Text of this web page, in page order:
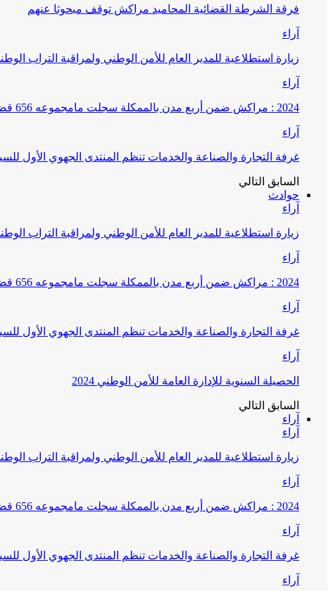
فرقة الشرطة القضائية المحاميد مراكش توقف مبحوثا عنهم
آراء
زيارة استطلاعية للمدير العام للأمن الوطني ولمراقبة التراب
آراء
2024 : مراكش ضمن أربع مدن بالممكلة سجلت مامجموعه 656 قضية تتعلق بغسيل الأموال
آراء
غرفة التجارة والصناعة والخدمات تنظم المنتدى الجهوي الأول
السابق التالي
حوادث
آراء
زيارة استطلاعية للمدير العام للأمن الوطني ولمراقبة التراب
آراء
2024 : مراكش ضمن أربع مدن بالممكلة سجلت مامجموعه 656 قضية تتعلق بغسيل الأموال
آراء
غرفة التجارة والصناعة والخدمات تنظم المنتدى الجهوي الأول
آراء
الحصيلة السنوية للإدارة العامة للأمن الوطني 2024
السابق التالي
آراء
آراء
زيارة استطلاعية للمدير العام للأمن الوطني ولمراقبة التراب
آراء
2024 : مراكش ضمن أربع مدن بالممكلة سجلت مامجموعه 656 قضية تتعلق بغسيل الأموال
آراء
غرفة التجارة والصناعة والخدمات تنظم المنتدى الجهوي الأول
آراء